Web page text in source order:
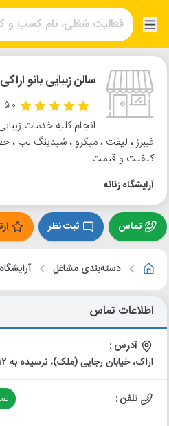
سالن زیبایی بانو اراکی
5.0
انجام کلیه خدمات
فیبرز ، لیفت ، میکرو ، شیدینگ لب ،
کیفیت و قیمت
آرایشگاه زنانه
تماس ثبت نظر
دسته‌بندی مشاغل
اطلاعات تماس
آدرس :
اراک، خیابان رجایی (ملک)، نرسیده به 12 متری روبروی کوچه حکمت
تلفن :